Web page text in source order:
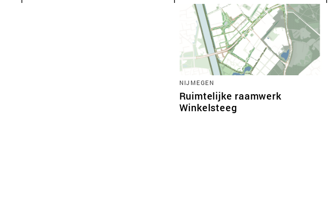
NIJMEGEN
Ruimtelijke raamwerk
Winkelsteeg